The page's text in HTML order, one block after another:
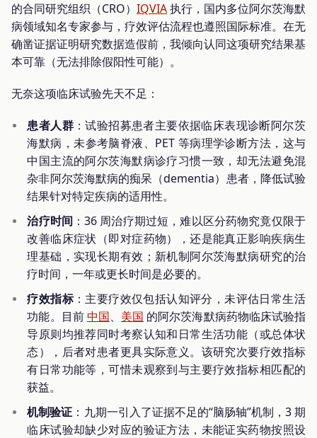
的合同研究组织（CRO） IQVIA执行，国内多位阿尔茨海默
病领域知名专家参与，疗效评估流程也遵照国际标准。在无
确凿证据证明研究数据造假前，我倾向认同这项研究结果基
本可靠（无法排除假阳性可能）。
无奈这项临床试验先天不足：
患者人群 ：试验招募患者主要依据临床表现诊断阿尔茨
海默病，未参考脑脊液、PET 等病理学诊断方法，这与
中国主流的阿尔茨海默病诊疗习惯一致，却无法避免混
杂非阿尔茨海默病的痴呆（dementia）患者，降低试验
结果针对特定疾病的适用性。
治疗时间 ：36 周治疗期过短，难以区分药物究竟仅限于
改善临床症状（即对症药物），还是能真正影响疾病生
理基础，实现长期有效；新机制阿尔茨海默病研究的治
疗时间，一年或更长时间是必要的。
疗效指标：主要疗效仅包括认知评分，未评估日常生活
功能。目前中国、 美国 的阿尔茨海默病药物临床试验指
导原则均推荐同时考察认知和日常生活功能（或总体状
态），后者对患者更具实际意义。该研究次要疗效指标
有日常功能等，可惜未观察到与主要疗效指标相匹配的
获益。
机制验证 ：九期一引入了证据不足的“脑肠轴”机制，3 期
临床试验却缺少对应的验证方法，未能证实药物按照设